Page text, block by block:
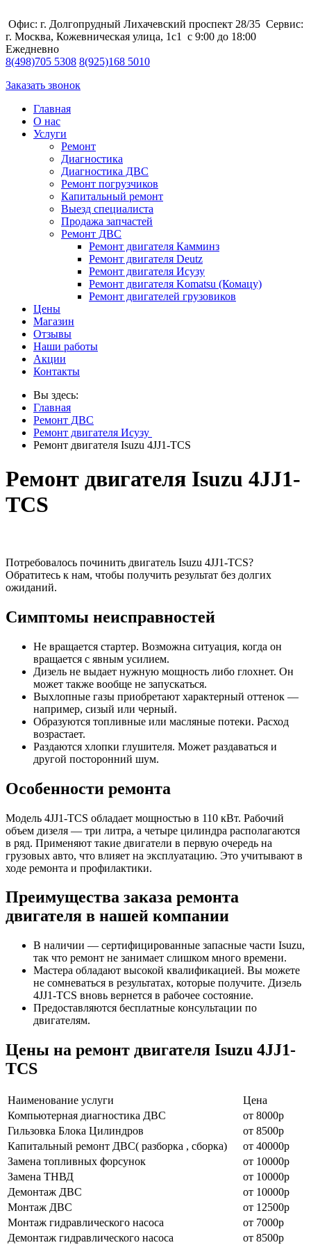
Офис: г. Долгопрудный Лихачевский проспект 28/35 Сервис:
г. Москва, Кожевническая улица, 1с1
с 9:00 до 18:00
Ежедневно
8(498)705 5308 8(925)168 5010
Заказать звонок
Главная
О нас
Услуги
Ремонт
Диагностика
Диагностика ДВС
Ремонт погрузчиков
Капитальный ремонт
Выезд специалиста
Продажа запчастей
Ремонт ДВС
Ремонт двигателя Камминз
Ремонт двигателя Deutz
Ремонт двигателя Исузу
Ремонт двигателя Komatsu (Комацу)
Ремонт двигателей грузовиков
Цены
Магазин
Отзывы
Наши работы
Акции
Контакты
Вы здесь:
Главная
Ремонт ДВС
Ремонт двигателя Исузу
Ремонт двигателя Isuzu 4JJ1-TCS
Ремонт двигателя Isuzu 4JJ1-
TCS
Потребовалось починить двигатель Isuzu 4JJ1-TCS?
Обратитесь к нам, чтобы получить результат без долгих
ожиданий.
Симптомы неисправностей
Не вращается стартер. Возможна ситуация, когда он
вращается с явным усилием.
Дизель не выдает нужную мощность либо глохнет. Он
может также вообще не запускаться.
Выхлопные газы приобретают характерный оттенок —
например, сизый или черный.
Образуются топливные или масляные потеки. Расход
возрастает.
Раздаются хлопки глушителя. Может раздаваться и
другой посторонний шум.
Особенности ремонта
Модель 4JJ1-TCS обладает мощностью в 110 кВт. Рабочий
объем дизеля — три литра, а четыре цилиндра располагаются
в ряд. Применяют такие двигатели в первую очередь на
грузовых авто, что влияет на эксплуатацию. Это учитывают в
ходе ремонта и профилактики.
Преимущества заказа ремонта
двигателя в нашей компании
В наличии — сертифицированные запасные части Isuzu,
так что ремонт не занимает слишком много времени.
Мастера обладают высокой квалификацией. Вы можете
не сомневаться в результатах, которые получите. Дизель
4JJ1-TCS вновь вернется в рабочее состояние.
Предоставляются бесплатные консультации по
двигателям.
Цены на ремонт двигателя Isuzu 4JJ1-
TCS
Наименование уcлуги
Цена
Компьютерная диагностика ДВС
от 8000р
Гильзовка Блока Цилиндров
от 8500р
Капитальный ремонт ДВС( разборка , сборка)
от 40000р
Замена топливных форсунок
от 10000р
Замена ТНВД
от 10000р
Демонтаж ДВС
от 10000р
Монтаж ДВС
от 12500р
Монтаж гидравлического насоса
от 7000р
Демонтаж гидравлического насоса
от 8500р